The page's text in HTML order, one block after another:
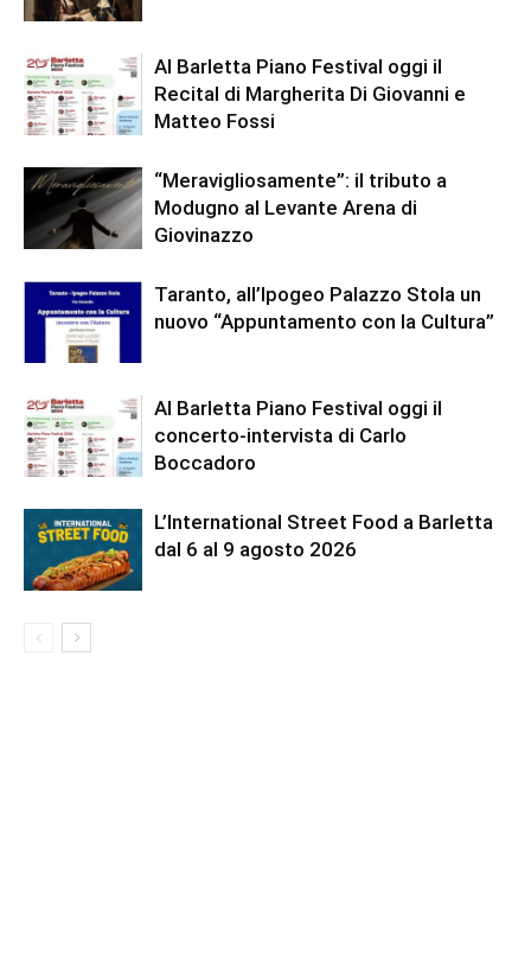
Al Barletta Piano Festival oggi il
Recital di Margherita Di Giovanni e
Matteo Fossi
“Meravigliosamente”: il tributo a
Modugno al Levante Arena di
Giovinazzo
Taranto, all’Ipogeo Palazzo Stola un
nuovo “Appuntamento con la Cultura”
Al Barletta Piano Festival oggi il
concerto-intervista di Carlo
Boccadoro
L’International Street Food a Barletta
dal 6 al 9 agosto 2026